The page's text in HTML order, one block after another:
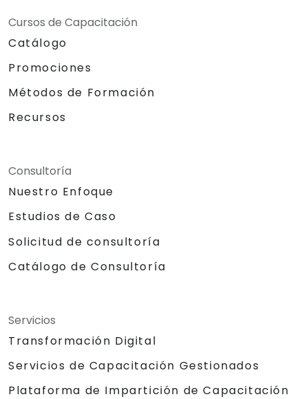
Cursos de Capacitación
Catálogo
Promociones
Métodos de Formación
Recursos
Consultoría
Nuestro Enfoque
Estudios de Caso
Solicitud de consultoría
Catálogo de Consultoría
Servicios
Transformación Digital
Servicios de Capacitación Gestionados
Plataforma de Impartición de Capacitación